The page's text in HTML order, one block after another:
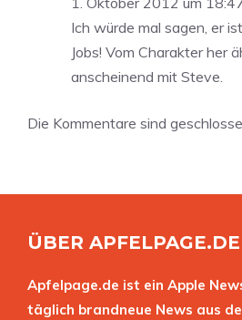
Ich würde mal sagen, er
Jobs! Vom Charakter her
anscheinend mit Steve.
Die Kommentare sind
ÜBER APFELPAGE.DE
Apfelpage.de ist ein Apple
täglich brandneue News aus